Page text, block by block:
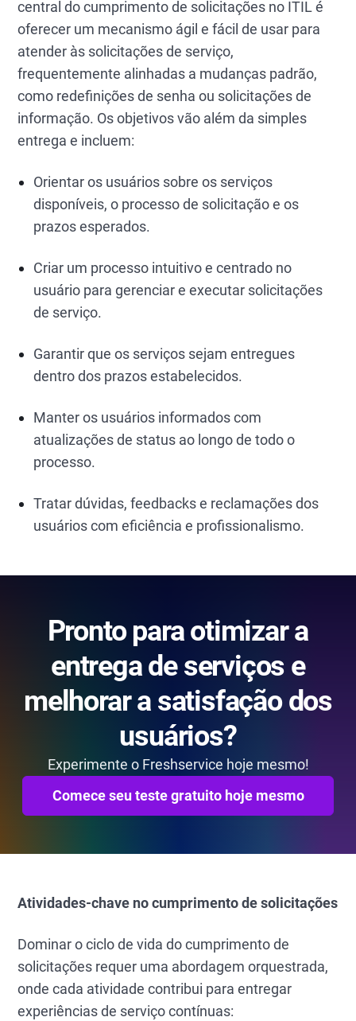
central do cumprimento de solicitações no ITIL é
oferecer um mecanismo ágil e fácil de usar para
atender às solicitações de serviço,
frequentemente alinhadas a mudanças padrão,
como redefinições de senha ou solicitações de
informação. Os objetivos vão além da simples
entrega e incluem:
Orientar os usuários sobre os serviços
disponíveis, o processo de solicitação e os
prazos esperados.
Criar um processo intuitivo e centrado no
usuário para gerenciar e executar solicitações
de serviço.
Garantir que os serviços sejam entregues
dentro dos prazos estabelecidos.
Manter os usuários informados com
atualizações de status ao longo de todo o
processo.
Tratar dúvidas, feedbacks e reclamações dos
usuários com eficiência e profissionalismo.
Pronto para otimizar a
entrega de serviços e
melhorar a satisfação dos
usuários?
Experimente o Freshservice hoje mesmo!
Comece seu teste gratuito hoje mesmo
Atividades-chave no cumprimento de solicitações
Dominar o ciclo de vida do cumprimento de
solicitações requer uma abordagem orquestrada,
onde cada atividade contribui para entregar
experiências de serviço contínuas: